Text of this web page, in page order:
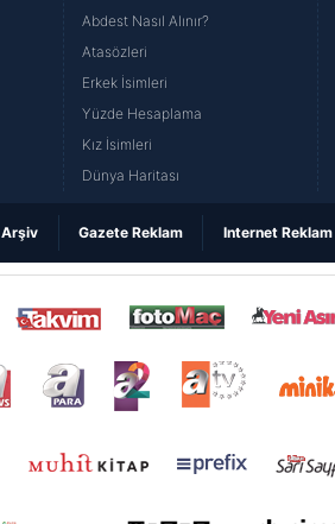
Abdest Nasıl Alınır?
Atasözleri
Erkek İsimleri
Yüzde Hesaplama
Kız İsimleri
Dünya Haritası
Arşiv Gazete Reklam Internet Reklam